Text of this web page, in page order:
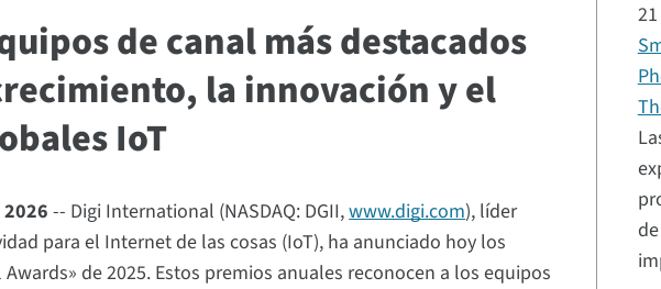
de canal más destacados
la innovación y el
IoT
2026 -- Digi International (NASDAQ: DGII,www.digi.com), líder
para el Internet de las cosas (IoT), ha anunciado hoy los
de 2025. Estos premios anuales reconocen a los equipos